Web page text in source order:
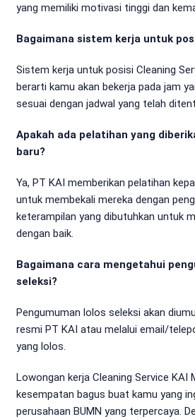
yang memiliki motivasi tinggi dan
Bagaimana sistem kerja untuk
Sistem kerja untuk posisi Cleaning
berarti kamu akan bekerja pada jam
sesuai dengan jadwal yang telah
Apakah ada pelatihan yang
baru?
Ya, PT KAI memberikan pelatihan
untuk membekali mereka dengan
keterampilan yang dibutuhkan untuk
dengan baik.
Bagaimana cara mengetahui
seleksi?
Pengumuman lolos seleksi akan
resmi PT KAI atau melalui email/
yang lolos.
Lowongan kerja Cleaning Service KAI
kesempatan bagus buat kamu yang
perusahaan BUMN yang terpercaya.